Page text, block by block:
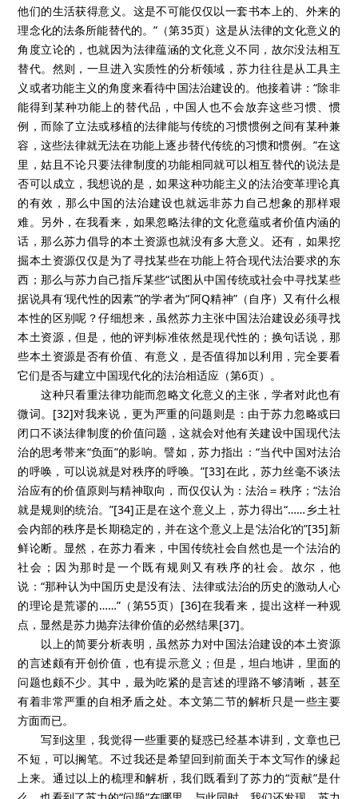
他们的生活获得意义。这是不可能仅仅以一套书本上的、外来的
理念化的法条所能替代的。”（第35页）这是从法律的文化意义的
角度立论的，也就因为法律蕴涵的文化意义不同，故尔没法相互
替代。然则，一旦进入实质性的分析领域，苏力往往是从工具主
义或者功能主义的角度来看待中国法治建设的。他接着讲：“除非
能得到某种功能上的替代品，中国人也不会放弃这些习惯、惯
例，而除了立法或移植的法律能与传统的习惯惯例之间有某种兼
容，这些法律就无法在功能上逐步替代传统的习惯和惯例。”在这
里，姑且不论只要法律制度的功能相同就可以相互替代的说法是
否可以成立，我想说的是，如果这种功能主义的法治变革理论真
的有效，那么中国的法治建设也就远非苏力自己想象的那样艰
难。另外，在我看来，如果忽略法律的文化意蕴或者价值内涵的
话，那么苏力倡导的本土资源也就没有多大意义。还有，如果挖
掘本土资源仅仅是为了寻找某些在功能上符合现代法治要求的东
西；那么与苏力自己指斥某些“试图从中国传统或社会中寻找某些
据说具有‘现代性的因素”’的学者为“阿Q精神”（自序）又有什么根
本性的区别呢？仔细想来，虽然苏力主张中国法治建设必须寻找
本土资源，但是，他的评判标准依然是现代性的；换句话说，那
些本土资源是否有价值、有意义，是否值得加以利用，完全要看
它们是否与建立中国现代化的法治相适应（第6页）。
这种只看重法律功能而忽略文化意义的主张，学者对此也有
微词。[32]对我来说，更为严重的问题则是：由于苏力忽略或曰
闭口不谈法律制度的价值问题，这就会对他有关建设中国现代法
治的思考带来“负面”的影响。譬如，苏力指出：“当代中国对法治
的呼唤，可以说就是对秩序的呼唤。”[33]在此，苏力丝毫不谈法
治应有的价值原则与精神取向，而仅仅认为：法治＝秩序；“法治
就是规则的统治。”[34]正是在这个意义上，苏力得出“……乡土社
会内部的秩序是长期稳定的，并在这个意义上是‘法治化’的”[35]新
鲜论断。显然，在苏力看来，中国传统社会自然也是一个法治的
社会；因为那时是一个既有规则又有秩序的社会。故尔，他
说：“那种认为中国历史是没有法、法律或法治的历史的激动人心
的理论是荒谬的……”（第55页）[36]在我看来，提出这样一种观
点，显然是苏力抛弃法律价值的必然结果[37]。
以上的简要分析表明，虽然苏力对中国法治建设的本土资源
的言述颇有开创价值，也有提示意义；但是，坦白地讲，里面的
问题也颇不少。其中，最为吃紧的是言述的理路不够清晰，甚至
有着非常严重的自相矛盾之处。本文第二节的解析只是一些主要
方面而已。
写到这里，我觉得一些重要的疑惑已经基本讲到，文章也已
不短，可以搁笔。不过我还是希望回到前面关于本文写作的缘起
上来。通过以上的梳理和解析，我们既看到了苏力的“贡献”是什